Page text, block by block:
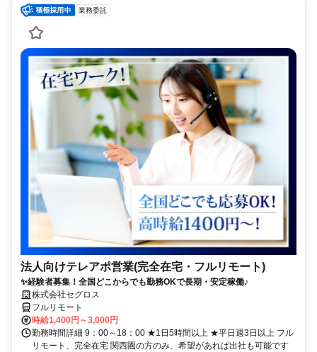
業務委託
法人向けテレアポ営業(完全在宅・フルリモート)
✨経験者募集！全国どこからでも勤務OKで長期・安定稼働♪
株式会社セグロス
フルリモート
時給1,400円～3,000円
勤務時間詳細 9：00～18：00 ★1日5時間以上 ★平日週3日以上 フル
リモート、完全在宅 関西圏の方のみ、希望があれば出社も可能です